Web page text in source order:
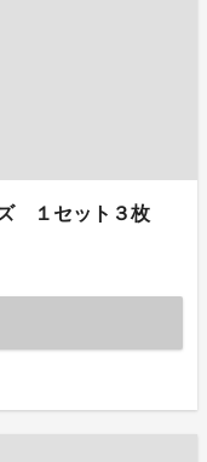
ズ １セット３枚